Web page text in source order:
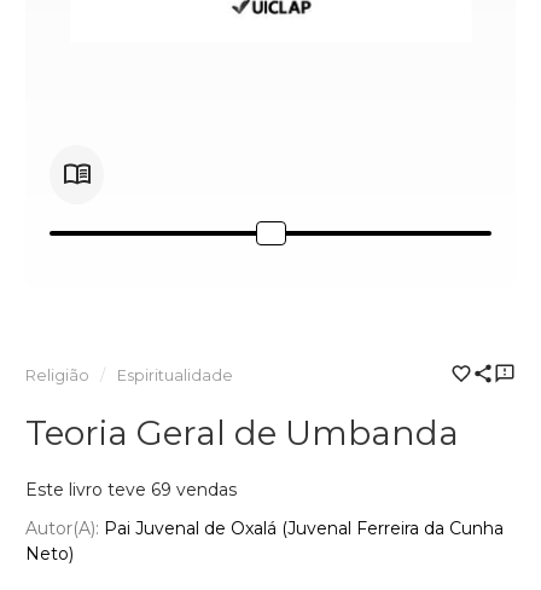
Religião Espiritualidade
Teoria Geral de Umbanda
Este livro teve 69 vendas
Autor(a): Pai Juvenal de Oxalá (Juvenal Ferreira da Cunha
Neto)